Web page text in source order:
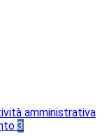
amministrativa
3